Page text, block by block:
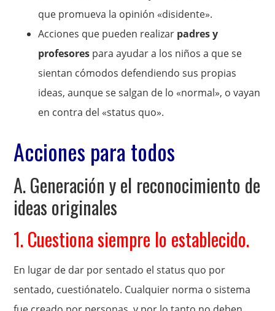
que promueva la opinión «disidente».
Acciones que pueden realizar padres y
profesores para ayudar a los niños a que se
sientan cómodos defendiendo sus propias
ideas, aunque se salgan de lo «normal», o vayan
en contra del «status quo».
Acciones para todos
A. Generación y el reconocimiento de
ideas originales
1. Cuestiona siempre lo establecido.
En lugar de dar por sentado el status quo por
sentado, cuestiónatelo. Cualquier norma o sistema